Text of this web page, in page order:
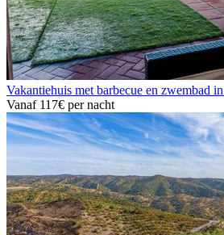
Vakantiehuis met barbecue en zwembad
Vanaf 117€ per nacht